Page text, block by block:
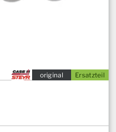
Ersatzteil
original